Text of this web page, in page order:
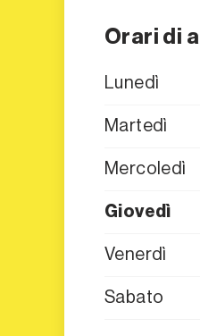
Orari di
Lunedì
Martedì
Mercoledì
Giovedì
Venerdì
Sabato